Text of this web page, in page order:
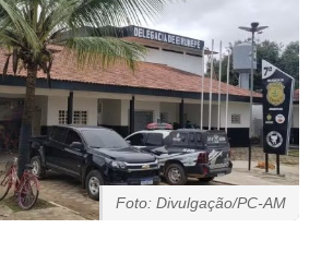
Foto: Divulgação/PC-AM